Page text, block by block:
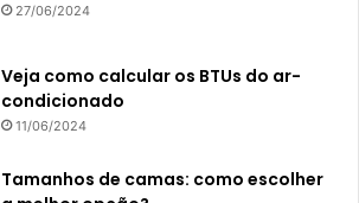
27/06/2024
Veja como calcular os BTUs do ar-
condicionado
11/06/2024
Tamanhos de camas: como escolher